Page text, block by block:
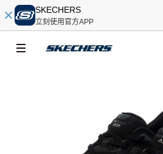
SKECHERS
立刻使用官方APP